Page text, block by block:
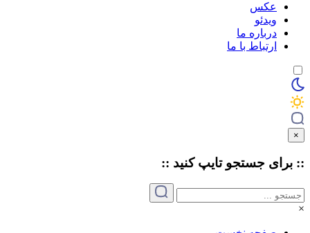
عکس
ویدئو
درباره ما
ارتباط با ما
×
:: برای جستجو تایپکنید ::
×